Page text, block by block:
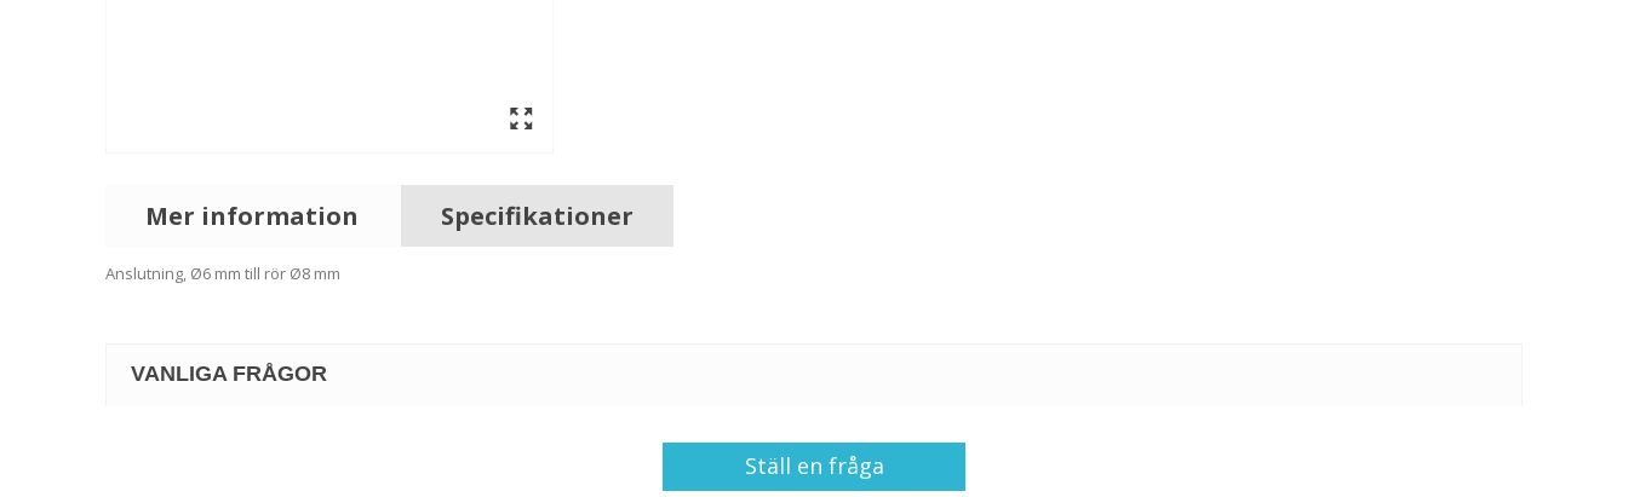
Mer information Specifikationer
Anslutning, Ø6 mm till rör Ø8 mm
VANLIGA FRÅGOR
Ställ en fråga